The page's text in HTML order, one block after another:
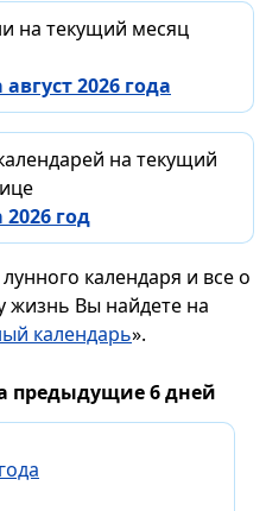
на текущий месяц
2026 года
на текущий
год
календаря и все о
жизнь Вы найдете на
календарь».
предыдущие 6 дней